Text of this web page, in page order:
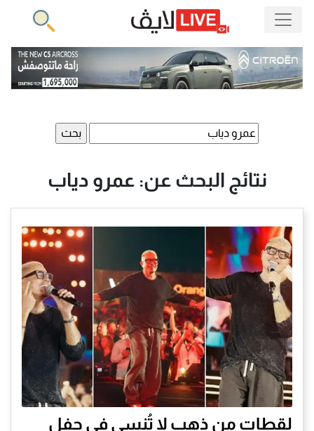
البحث
عن:
نتائج البحث عن: عمرو دياب
لقطات من ذهب لا تُنسى في حفل